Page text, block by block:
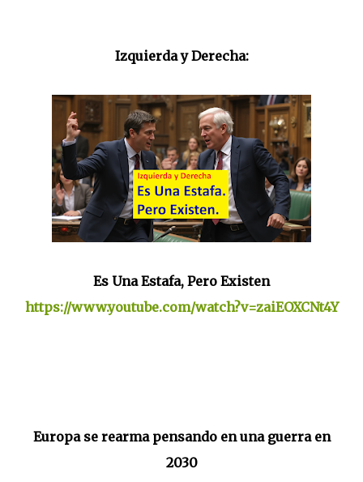
Izquierda y Derecha:
Es Una Estafa, Pero Existen
https://www.youtube.com/watch?v=zaiEOXCNt4Y
Europa se rearma pensando en una guerra en
2030